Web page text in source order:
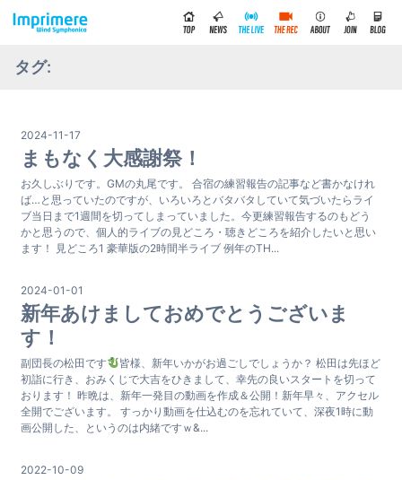
タグ:
2024-11-17
まもなく大感謝祭！
お久しぶりです。GMの丸尾です。 合宿の練習報告の記事など書かなけれ
ば…と思っていたのですが、いろいろとバタバタしていて気づいたらライ
ブ当日まで1週間を切ってしまっていました。今更練習報告するのもどう
かと思うので、個人的ライブの見どころ・聴きどころを紹介したいと思い
ます！ 見どころ1 豪華版の2時間半ライブ 例年のTH...
2024-01-01
新年あけましておめでとうございま
す！
副団長の松田です
皆様、新年いかがお過ごしでしょうか？ 松田は先ほど
初詣に行き、おみくじで大吉をひきまして、幸先の良いスタートを切って
おります！ 昨晩は、新年一発目の動画を作成＆公開！新年早々、アクセル
全開でございます。 すっかり動画を仕込むのを忘れていて、深夜1時に動
画公開した、というのは内緒ですｗ&...
2022-10-09